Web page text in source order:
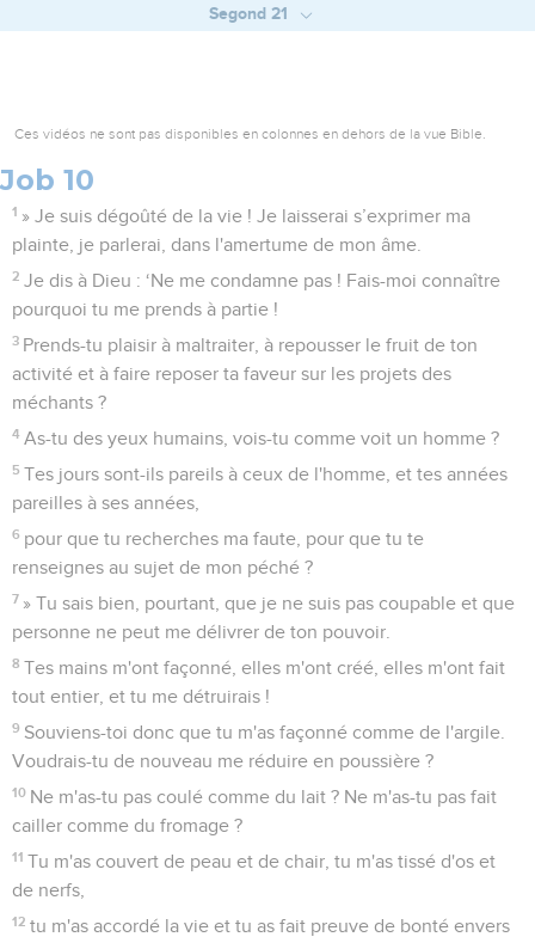
Segond 21
Ces vidéos ne sont pas disponibles en colonnes en dehors de la vue Bible.
Job 10
1 » Je suis dégoûté de la vie ! Je laisserai s’exprimer ma
plainte, je parlerai, dans l'amertume de mon âme.
2 Je dis à Dieu : ‘Ne me condamne pas ! Fais-moi connaître
pourquoi tu me prends à partie !
3 Prends-tu plaisir à maltraiter, à repousser le fruit de ton
activité et à faire reposer ta faveur sur les projets des
méchants ?
4 As-tu des yeux humains, vois-tu comme voit un homme ?
5 Tes jours sont-ils pareils à ceux de l'homme, et tes années
pareilles à ses années,
6 pour que tu recherches ma faute, pour que tu te
renseignes au sujet de mon péché ?
7 » Tu sais bien, pourtant, que je ne suis pas coupable et que
personne ne peut me délivrer de ton pouvoir.
8 Tes mains m'ont façonné, elles m'ont créé, elles m'ont fait
tout entier, et tu me détruirais !
9 Souviens-toi donc que tu m'as façonné comme de l'argile.
Voudrais-tu de nouveau me réduire en poussière ?
10 Ne m'as-tu pas coulé comme du lait ? Ne m'as-tu pas fait
cailler comme du fromage ?
11 Tu m'as couvert de peau et de chair, tu m'as tissé d'os et
de nerfs,
12 tu m'as accordé la vie et tu as fait preuve de bonté envers